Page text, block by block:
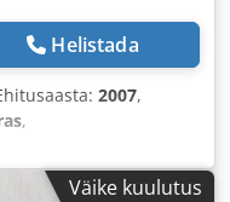
Helistada
2007,
,
Väike kuulutus